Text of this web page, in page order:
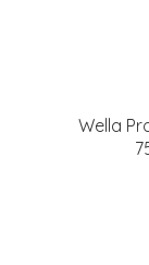
Wella